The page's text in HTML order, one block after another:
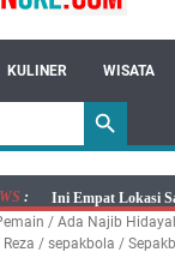
KULINER WISATA
:
Ini Empat Lokasi
Jumat 7 Agustus
/ Ada Najib
Reza / sepakbola /